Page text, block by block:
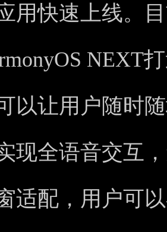
用快速上线。
NEXT
以让用户随时
现全语音交互
适配，用户可